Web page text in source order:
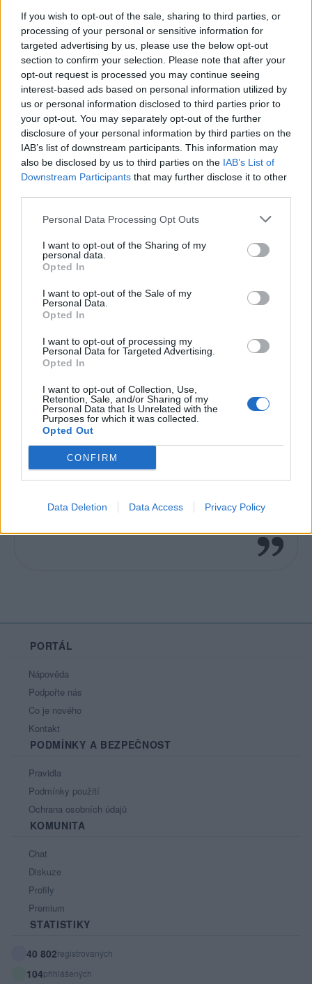
If you wish to opt-out of the sale, sharing to third parties, or
processing of your personal or sensitive information for
targeted advertising by us, please use the below opt-out
section to confirm your selection. Please note that after your
opt-out request is processed you may continue seeing
interest-based ads based on personal information utilized by
us or personal information disclosed to third parties prior to
your opt-out. You may separately opt-out of the further
disclosure of your personal information by third parties on the
IAB’s list of downstream participants. This information may
also be disclosed by us to third parties on the IAB’s List of
Downstream Participants that may further disclose it to other
Personal Data Processing Opt Outs
I want to opt-out of the Sharing of my
personal data.
Opted In
I want to opt-out of the Sale of my
Personal Data.
Opted In
I want to opt-out of processing my
Personal Data for Targeted Advertising.
Opted In
I want to opt-out of Collection, Use,
Retention, Sale, and/or Sharing of my
Personal Data that Is Unrelated with the
Purposes for which it was collected.
Opted Out
CONFIRM
Data Deletion Data Access Privacy Policy
0 uživatelům se líbí
Neověřený profil
Tento uživatel zatím neprokázal svou identitu ověřovací
fotografií. U neověřených profilů nelze zaručit, že fotografie a
Kontakt
Napsat uživateli vzkaz
Registrace od: 27.11.2014 20:22
Počet přátel : 0
Profil zobrazen: 91x
Oblibené místnosti : Žádné
Sledované diskuze:Informace pro uživatele
ICQ: 555721857 rok sem chodila do zpevu
PORTÁL
Nápověda
Podpořte nás
Co je nového
Kontakt
PODMÍNKY A BEZPEČNOST
Pravidla
Podmínky použití
Ochrana osobních údajů
KOMUNITA
Chat
Diskuze
Profily
Premium
STATISTIKY
40 802registrovaných
104přihlášených